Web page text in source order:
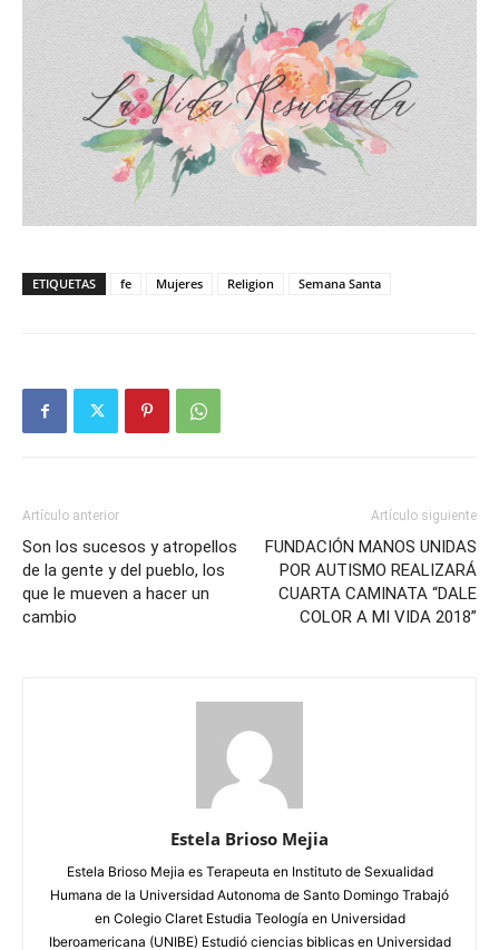
ETIQUETAS fe Mujeres Religion Semana Santa
Artículo anterior
Son los sucesos y atropellos
de la gente y del pueblo, los
que le mueven a hacer un
cambio
Artículo siguiente
FUNDACIÓN MANOS UNIDAS
POR AUTISMO REALIZARÁ
CUARTA CAMINATA “DALE
COLOR A MI VIDA 2018”
Estela Brioso Mejia
Estela Brioso Mejia es Terapeuta en Instituto de Sexualidad
Humana de la Universidad Autonoma de Santo Domingo Trabajó
en Colegio Claret Estudia Teología en Universidad
Iberoamericana (UNIBE) Estudió ciencias biblicas en Universidad